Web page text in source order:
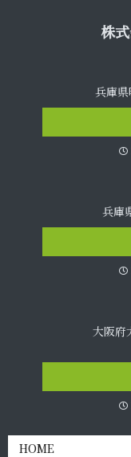
株式
兵庫
兵庫
大阪府
HOME